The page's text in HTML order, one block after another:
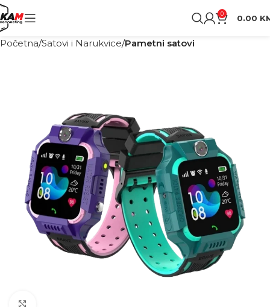
0 0.00
Početna Satovi i Narukvice Pametni satovi